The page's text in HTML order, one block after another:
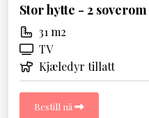
Stor hytte - 2 soverom
31 m2
TV
Kjæledyr tillatt
Bestill nå